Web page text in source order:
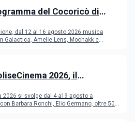
del Cocoricò di
dal 12 al 16 agosto 2026 musica
Galactica, Amelie Lens, Mochakk e
2026, il
2026 si svolge dal 4 al 9 agosto a
Barbara Ronchi, Elio Germano, oltre 50